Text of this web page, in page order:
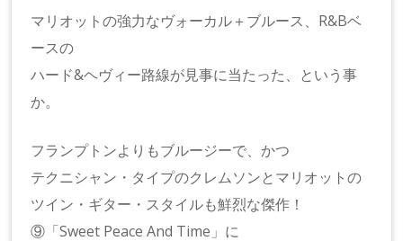
マリオットの強力なヴォーカル＋ブルース、R&Bベ
ースの
ハード&ヘヴィー路線が見事に当たった、という事
か。
フランプトンよりもブルージーで、かつ
テクニシャン・タイプのクレムソンとマリオットの
ツイン・ギター・スタイルも鮮烈な傑作！
⑨「Sweet Peace And Time」に